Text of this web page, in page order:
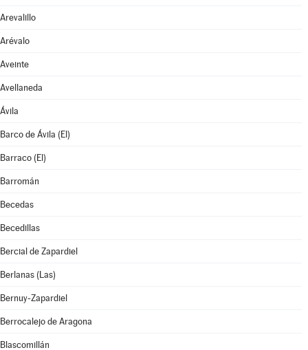
Arevalillo
Arévalo
Aveinte
Avellaneda
Ávila
Barco de Ávila (El)
Barraco (El)
Barromán
Becedas
Becedillas
Bercial de Zapardiel
Berlanas (Las)
Bernuy-Zapardiel
Berrocalejo de Aragona
Blascomillán